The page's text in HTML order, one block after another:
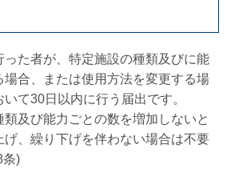
た者が、特定施設の種類及びに能
場合、または使用方法を変更する場
て30日以内に行う届出です。
及び能力ごとの数を増加しないと
げ、繰り下げを伴わない場合は不要
条)